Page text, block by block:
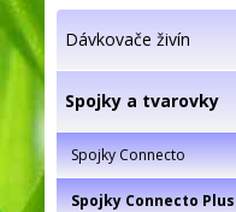
Dávkovače živín
Spojky a tvarovky
Spojky Connecto
Spojky Connecto Plus